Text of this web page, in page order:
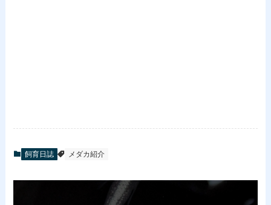
飼育日誌 メダカ紹介